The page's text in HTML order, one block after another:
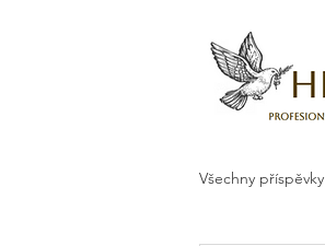
Všechny příspěvky